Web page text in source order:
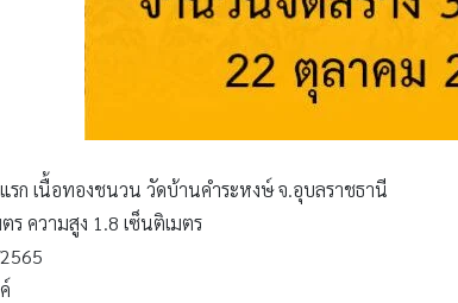
ก เนื้อทองชนวน วัดบ้านคำระหงษ์ จ.อุบลราชธานี
ร ความสูง 1.8 เซ็นติเมตร